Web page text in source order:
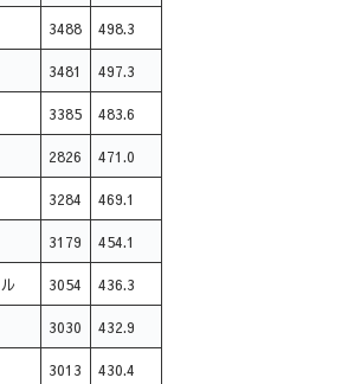
3488 498.3
3481 497.3
3385 483.6
2826 471.0
3284 469.1
3179 454.1
3054 436.3
3030 432.9
3013 430.4